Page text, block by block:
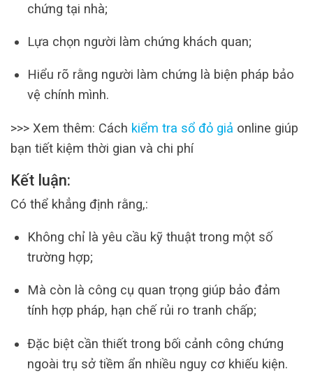
chứng tại nhà;
Lựa chọn người làm chứng khách quan;
Hiểu rõ rằng người làm chứng là biện pháp bảo
vệ chính mình.
>>> Xem thêm: Cách kiểm tra sổ đỏ giả online giúp
bạn tiết kiệm thời gian và chi phí
Kết luận:
Có thể khẳng định rằng,:
Không chỉ là yêu cầu kỹ thuật trong một số
trường hợp;
Mà còn là công cụ quan trọng giúp bảo đảm
tính hợp pháp, hạn chế rủi ro tranh chấp;
Đặc biệt cần thiết trong bối cảnh công chứng
ngoài trụ sở tiềm ẩn nhiều nguy cơ khiếu kiện.